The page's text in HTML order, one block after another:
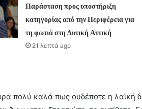
Παράσταση προς υποστήριξη
κατηγορίας από την Περιφέρεια για
τη φωτιά στη Δυτική Αττική
21 λεπτά ago
πολύ καλά πως ουδέποτε η λαϊκή